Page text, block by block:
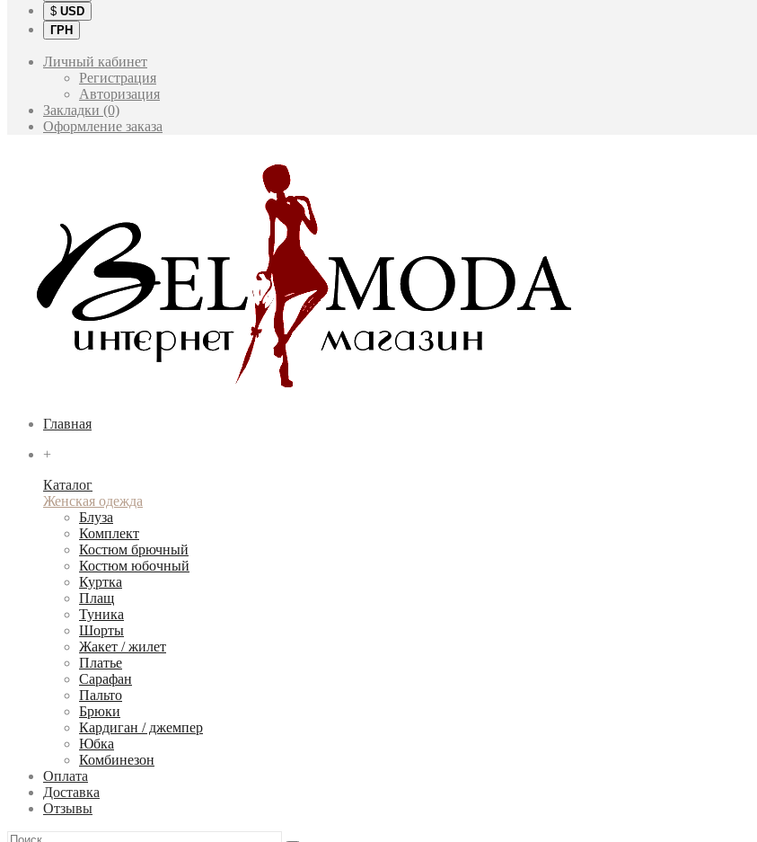
$ USD
ГРН
Личный кабинет
Регистрация
Авторизация
Закладки (0)
Оформление заказа
Главная
+
Каталог
Женская одежда
Блуза
Комплект
Костюм брючный
Костюм юбочный
Куртка
Плащ
Туника
Шорты
Жакет / жилет
Платье
Сарафан
Пальто
Брюки
Кардиган / джемпер
Юбка
Комбинезон
Оплата
Доставка
Отзывы